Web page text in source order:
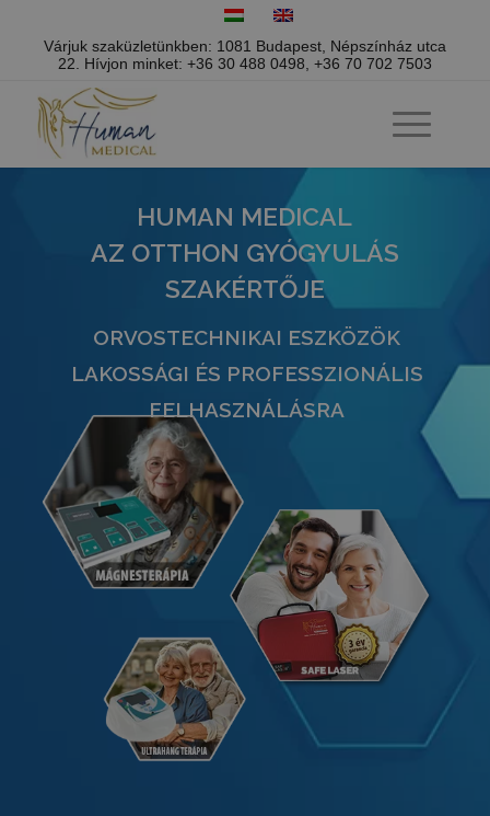
Várjuk szaküzletünkben: 1081 Budapest, Népszínház utca
22. Hívjon minket: +36 30 488 0498 +36 70 702 7503
ORVOSTECHNIKAI ESZKÖZÖK
LAKOSSÁGI ÉS PROFESSZIONÁLIS
FELHASZNÁLÁSRA
HUMAN MEDICAL
AZ OTTHON GYÓGYULÁS
SZAKÉRTŐJE